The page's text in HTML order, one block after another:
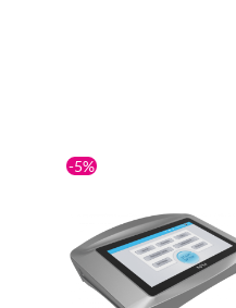
-5%
€4.100,00.